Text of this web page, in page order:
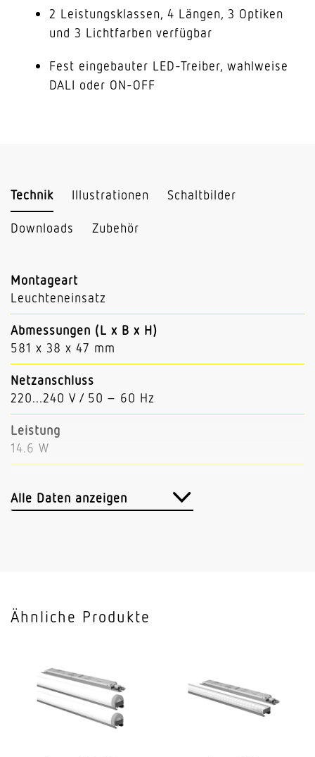
2 Leistungsklassen, 4 Längen, 3 Optiken
und 3 Lichtfarben verfügbar
Fest eingebauter LED-Treiber, wahlweise
DALI oder ON-OFF
Technik Illustrationen Schaltbilder
Downloads Zubehör
Montageart
Leuchteneinsatz
Abmessungen (L x B x H)
581 x 38 x 47 mm
Netzanschluss
220...240 V / 50 – 60 Hz
Leistung
14.6 W
2396 lm
Dimmung DALI
Alle Daten anzeigen
Ähnliche Produkte